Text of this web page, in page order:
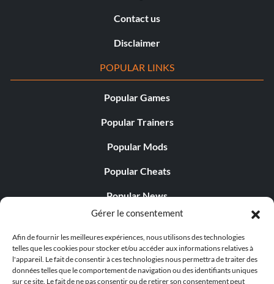
Gérer le consentement
Afin de fournir les meilleures expériences, nous utilisons des technologies
telles que les cookies pour stocker et/ou accéder aux informations relatives à
l'appareil. Le fait de consentir à ces technologies nous permettra de traiter des
données telles que le comportement de navigation ou des identifiants uniques
sur ce site. Le fait de ne pas consentir ou de retirer son consentement peut
Contact us
Disclaimer
POPULAR LINKS
Popular Games
Popular Trainers
Popular Mods
Popular Cheats
Popular News
Popular Editorials
Popular Free Games
LATEST UPDATES